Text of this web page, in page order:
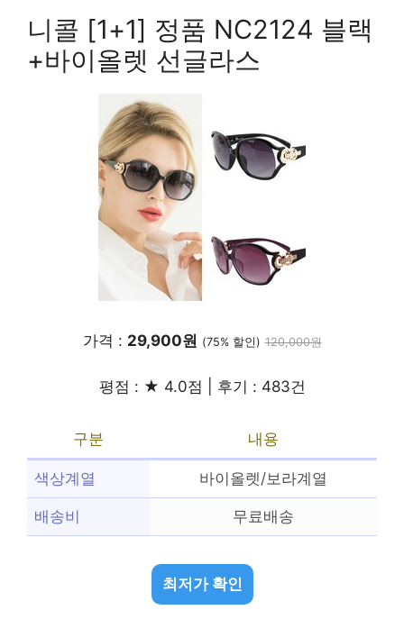
니콜 [1+1] 정품 NC2124 블랙
+바이올렛 선글라스
가격 : 29,900원 (75% 할인) 120,000원
평점 : ★ 4.0점 | 후기 : 483건
구분 내용
색상계열 바이올렛/보라계열
배송비 무료배송
최저가 확인